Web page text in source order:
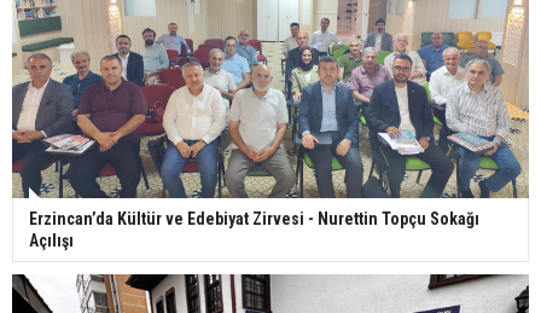
Erzincan’da Kültür ve Edebiyat Zirvesi - Nurettin Topçu Sokağı
Açılışı